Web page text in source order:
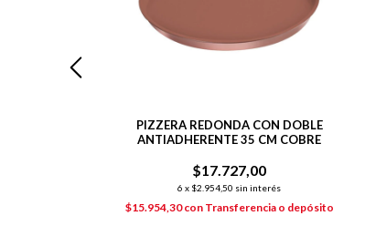
PIZZERA REDONDA CON DOBLE
ANTIADHERENTE 35 CM COBRE
$17.727,00
6 x $2.954,50 sin interés
$15.954,30con Transferencia o depósito